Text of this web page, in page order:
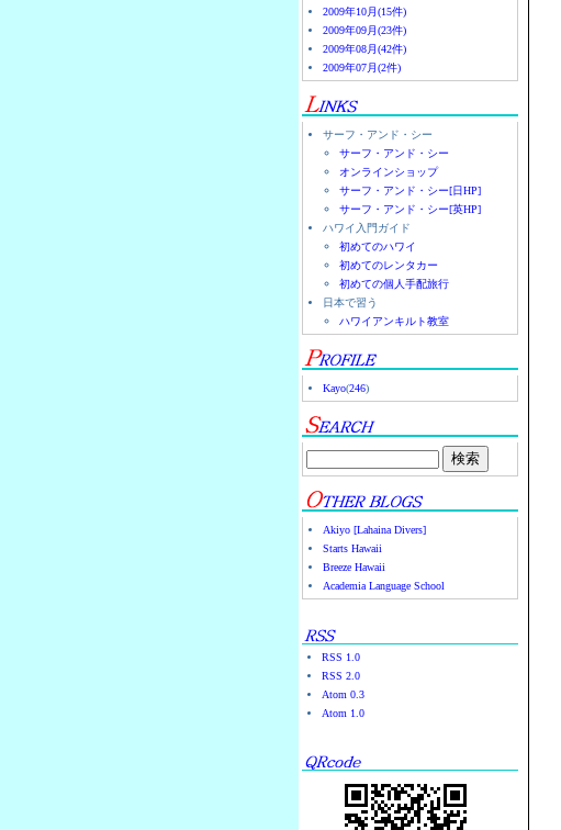
2009年10月(15件)
2009年09月(23件)
2009年08月(42件)
2009年07月(2件)
サーフ・アンド・シー
サーフ・アンド・シー
オンラインショップ
サーフ・アンド・シー[日HP]
サーフ・アンド・シー[英HP]
ハワイ入門ガイド
初めてのハワイ
初めてのレンタカー
初めての個人手配旅行
日本で習う
ハワイアンキルト教室
Kayo(246)
Akiyo [Lahaina Divers]
Starts Hawaii
Breeze Hawaii
Academia Language School
RSS 1.0
RSS 2.0
Atom 0.3
Atom 1.0